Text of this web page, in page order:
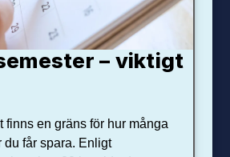
– viktigt
finns en gräns för hur många
du får spara. Enligt